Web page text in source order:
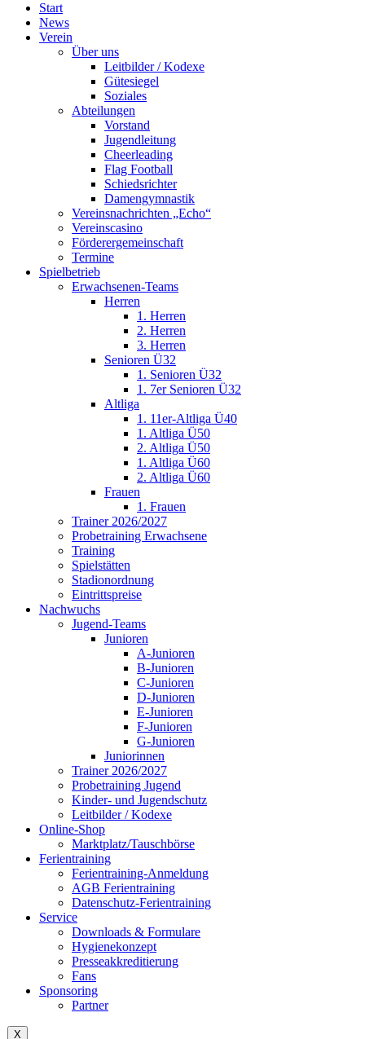
Start
News
Verein
Über uns
Leitbilder / Kodexe
Gütesiegel
Soziales
Abteilungen
Vorstand
Jugendleitung
Cheerleading
Flag Football
Schiedsrichter
Damengymnastik
Vereinsnachrichten „Echo“
Vereinscasino
Förderergemeinschaft
Termine
Spielbetrieb
Erwachsenen-Teams
Herren
1. Herren
2. Herren
3. Herren
Senioren Ü32
1. Senioren Ü32
1. 7er Senioren Ü32
Altliga
1. 11er-Altliga Ü40
1. Altliga Ü50
2. Altliga Ü50
1. Altliga Ü60
2. Altliga Ü60
Frauen
1. Frauen
Trainer 2026/2027
Probetraining Erwachsene
Training
Spielstätten
Stadionordnung
Eintrittspreise
Nachwuchs
Jugend-Teams
Junioren
A-Junioren
B-Junioren
C-Junioren
D-Junioren
E-Junioren
F-Junioren
G-Junioren
Juniorinnen
Trainer 2026/2027
Probetraining Jugend
Kinder- und Jugendschutz
Leitbilder / Kodexe
Online-Shop
Marktplatz/Tauschbörse
Ferientraining
Ferientraining-Anmeldung
AGB Ferientraining
Datenschutz-Ferientraining
Service
Downloads & Formulare
Hygienekonzept
Presseakkreditierung
Fans
Sponsoring
Partner
X